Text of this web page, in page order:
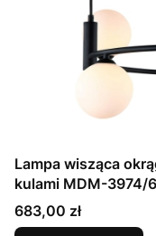
Lampa wisząca
kulami MDM-3974/
Cena
683,00 zł